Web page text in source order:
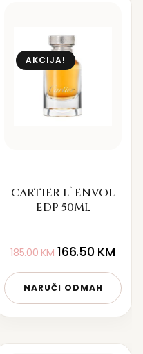
AKCIJA!
CARTIER L`ENVOL
EDP 50ML
185.00KM 166.50 KM
NARUČI ODMAH